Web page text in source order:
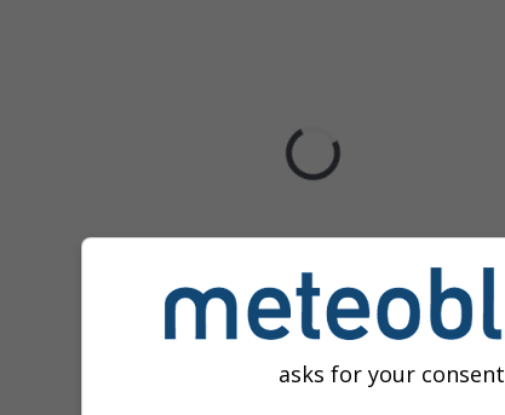
asks for your consent